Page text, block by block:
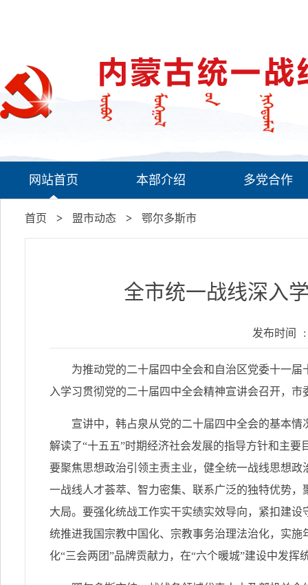
网站首页 本部介绍 多党合作
首页 > 盟市动态 > 鄂尔多斯市
全市统一战线深入
发布时间 :
为推动党的二十届四中全会和自治区党委十一
入学习贯彻党的二十届四中全会精神宣讲会召开，
宣讲中，韩占泉从党的二十届四中全会的基本
解读了“十五五”时期经济社会发展的指导方针和主
要聚焦思想政治引领主责主业，健全统一战线思想
一战线人才荟萃、智力密集、联系广泛的独特优势
大局。要强化统战工作实干实绩实效导向，紧扣建
统推进我国宗教中国化、宗教事务治理法治化，实
化“三会两团”品牌贡献力，在“六个暖城”建设中发